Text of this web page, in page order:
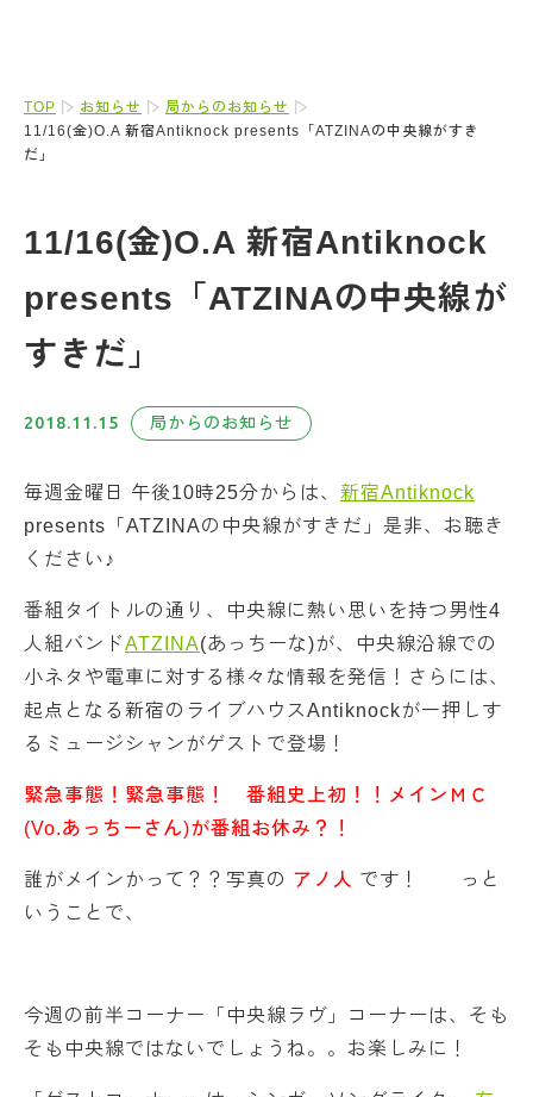
TOP お知らせ
局からのお知らせ
11/16(金)O.A 新宿Antiknock presents「ATZINAの中央線がすき
だ」
11/16(金)O.A 新宿Antiknock
presents「ATZINAの中央線が
すきだ」
2018.11.15 局からのお知らせ
毎週金曜日 午後10時25分からは、 新宿Antiknock
presents「ATZINAの中央線がすきだ」是非、お聴き
ください♪
番組タイトルの通り、中央線に熱い思いを持つ男性4
人組バンドATZINA(あっちーな)が、中央線沿線での
小ネタや電車に対する様々な情報を発信！さらには、
起点となる新宿のライブハウスAntiknockが一押しす
るミュージシャンがゲストで登場！
緊急事態！緊急事態！ 番組史上初！！メインＭＣ
(Vo.あっちーさん)が番組お休み？！
誰がメインかって？？写真の アノ人 です！ っと
いうことで、
今週の前半コーナー「中央線ラヴ」コーナーは、そも
そも中央線ではないでしょうね。。お楽しみに！